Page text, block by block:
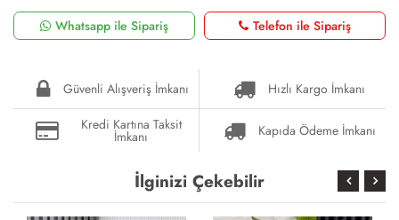
Whatsapp ile Sipariş
Telefon ile Sipariş
Güvenli Alışveriş İmkanı
Hızlı Kargo İmkanı
Kredi Kartına Taksit
İmkanı Kapıda Ödeme İmkanı
İlginizi Çekebilir